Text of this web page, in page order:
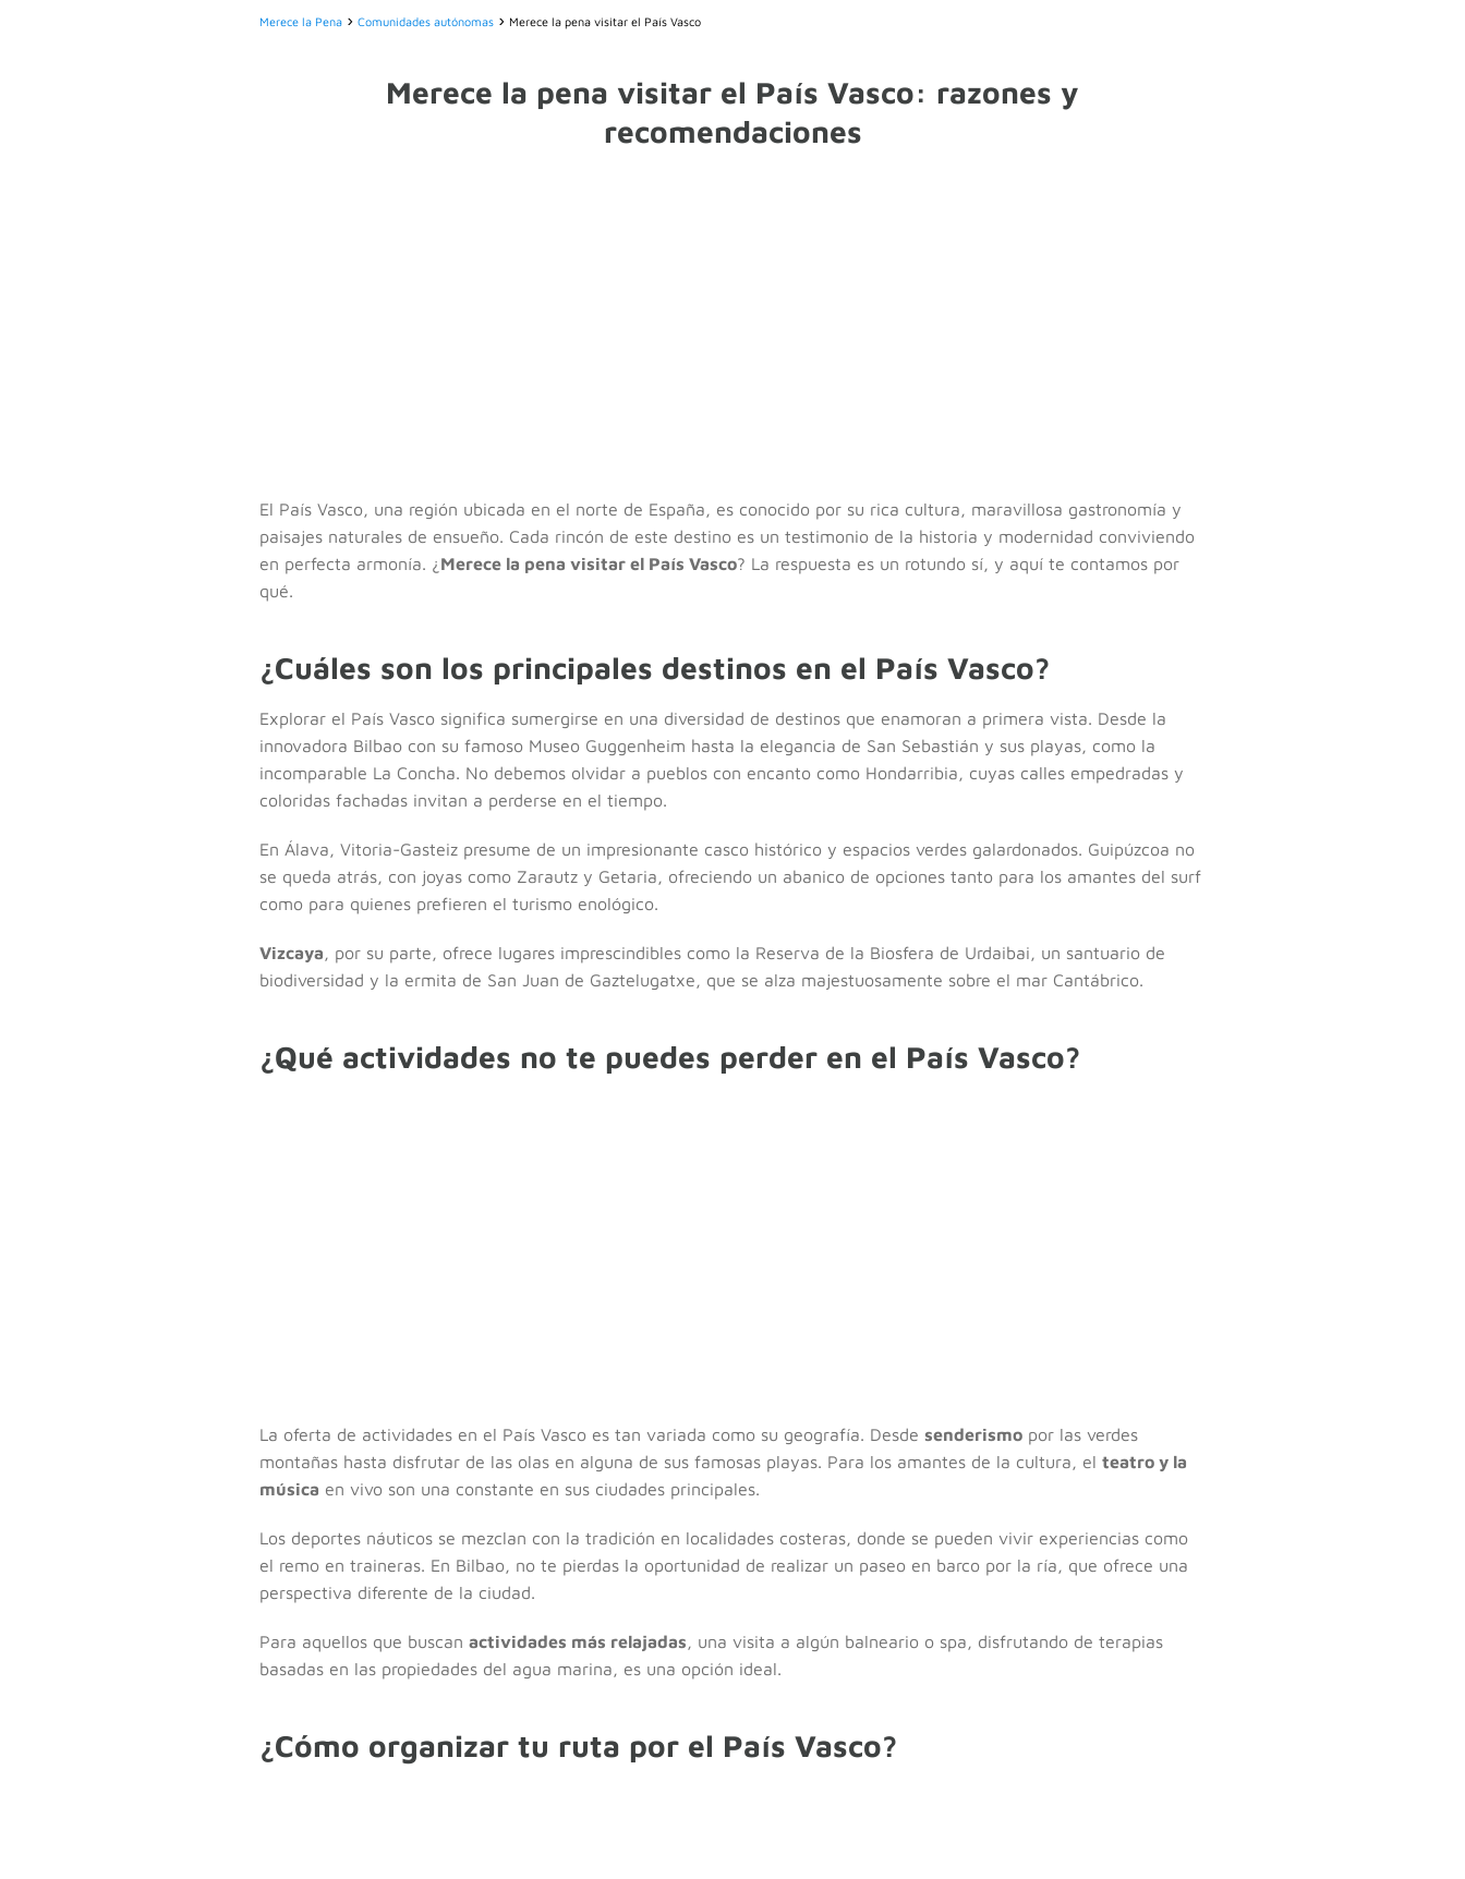
Merece la Pena Comunidades autónomas Merece la pena visitar el País Vasco
Merece la pena visitar el País Vasco: razones y
recomendaciones
El País Vasco, una región ubicada en el norte de España, es conocido por su rica cultura, maravillosa gastronomía y
paisajes naturales de ensueño. Cada rincón de este destino es un testimonio de la historia y modernidad conviviendo
en perfecta armonía. ¿ Merece la pena visitar el País Vasco? La respuesta es un rotundo sí, y aquí te contamos por
qué.
¿Cuáles son los principales destinos en el País Vasco?
Explorar el País Vasco significa sumergirse en una diversidad de destinos que enamoran a primera vista. Desde la
innovadora Bilbao con su famoso Museo Guggenheim hasta la elegancia de San Sebastián y sus playas, como la
incomparable La Concha. No debemos olvidar a pueblos con encanto como Hondarribia, cuyas calles empedradas y
coloridas fachadas invitan a perderse en el tiempo.
En Álava, Vitoria-Gasteiz presume de un impresionante casco histórico y espacios verdes galardonados. Guipúzcoa no
se queda atrás, con joyas como Zarautz y Getaria, ofreciendo un abanico de opciones tanto para los amantes del surf
como para quienes prefieren el turismo enológico.
Vizcaya, por su parte, ofrece lugares imprescindibles como la Reserva de la Biosfera de Urdaibai, un santuario de
biodiversidad y la ermita de San Juan de Gaztelugatxe, que se alza majestuosamente sobre el mar Cantábrico.
¿Qué actividades no te puedes perder en el País Vasco?
La oferta de actividades en el País Vasco es tan variada como su geografía. Desde senderismo por las verdes
montañas hasta disfrutar de las olas en alguna de sus famosas playas. Para los amantes de la cultura, el teatro y la
música en vivo son una constante en sus ciudades principales.
Los deportes náuticos se mezclan con la tradición en localidades costeras, donde se pueden vivir experiencias como
el remo en traineras. En Bilbao, no te pierdas la oportunidad de realizar un paseo en barco por la ría, que ofrece una
perspectiva diferente de la ciudad.
Para aquellos que buscan actividades más relajadas, una visita a algún balneario o spa, disfrutando de terapias
basadas en las propiedades del agua marina, es una opción ideal.
¿Cómo organizar tu ruta por el País Vasco?